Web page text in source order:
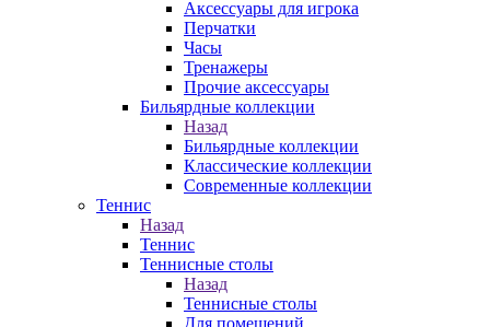
Аксессуары для игрока
Перчатки
Часы
Тренажеры
Прочие аксессуары
Бильярдные коллекции
Назад
Бильярдные коллекции
Классические коллекции
Современные коллекции
Теннис
Назад
Теннис
Теннисные столы
Назад
Теннисные столы
Для помещений